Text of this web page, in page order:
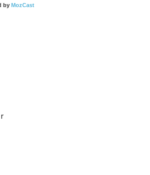
by MozCast